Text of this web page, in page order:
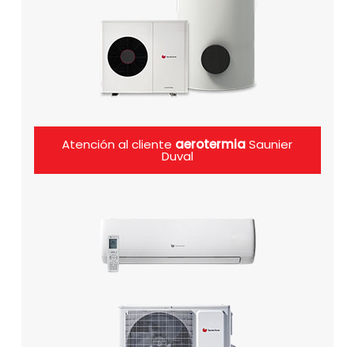
Atención al cliente aerotermiaSaunier
Duval